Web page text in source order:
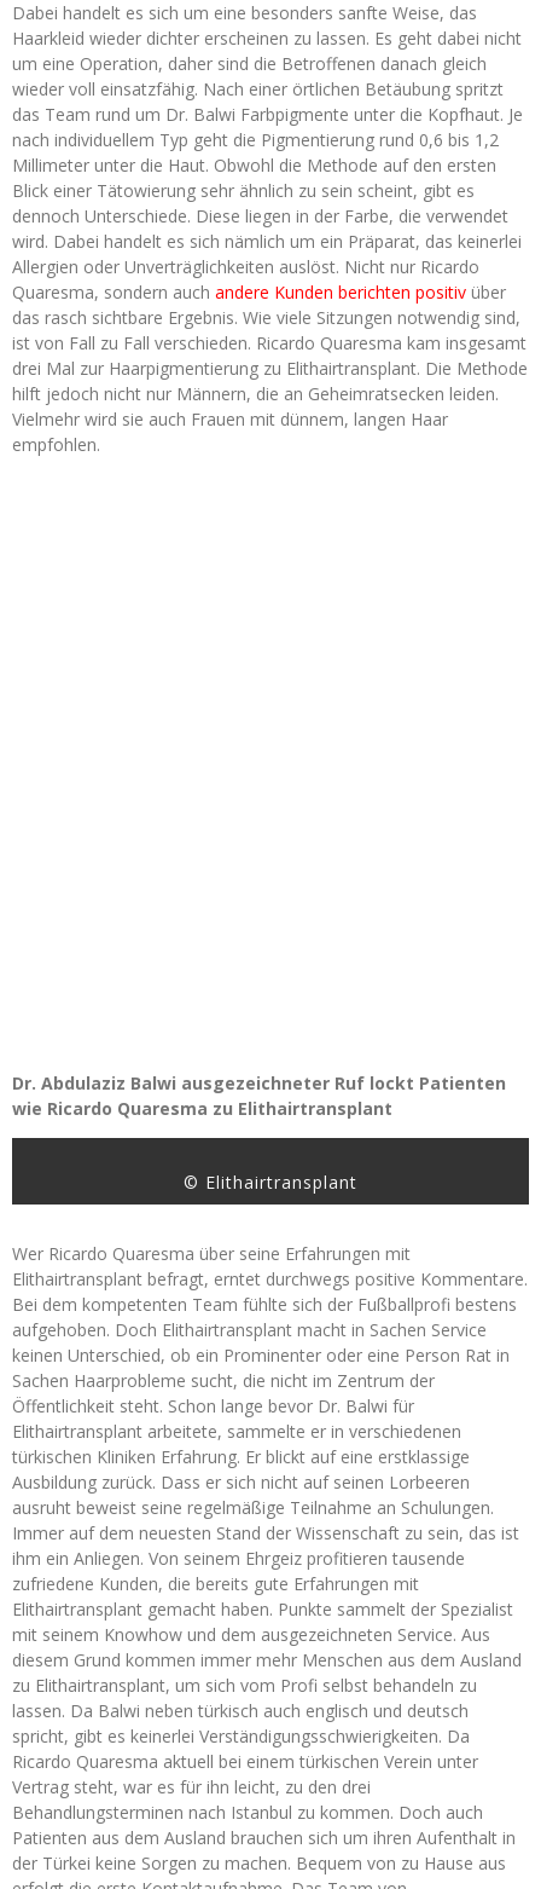
Dabei handelt es sich um eine besonders sanfte Weise, das
Haarkleid wieder dichter erscheinen zu lassen. Es geht dabei nicht
um eine Operation, daher sind die Betroffenen danach gleich
wieder voll einsatzfähig. Nach einer örtlichen Betäubung spritzt
das Team rund um Dr. Balwi Farbpigmente unter die Kopfhaut. Je
nach individuellem Typ geht die Pigmentierung rund 0,6 bis 1,2
Millimeter unter die Haut. Obwohl die Methode auf den ersten
Blick einer Tätowierung sehr ähnlich zu sein scheint, gibt es
dennoch Unterschiede. Diese liegen in der Farbe, die verwendet
wird. Dabei handelt es sich nämlich um ein Präparat, das keinerlei
Allergien oder Unverträglichkeiten auslöst. Nicht nur Ricardo
Quaresma, sondern auch andere Kunden berichten positiv über
das rasch sichtbare Ergebnis. Wie viele Sitzungen notwendig sind,
ist von Fall zu Fall verschieden. Ricardo Quaresma kam insgesamt
drei Mal zur Haarpigmentierung zu Elithairtransplant. Die Methode
hilft jedoch nicht nur Männern, die an Geheimratsecken leiden.
Vielmehr wird sie auch Frauen mit dünnem, langen Haar
empfohlen.
Dr. Abdulaziz Balwi ausgezeichneter Ruf lockt Patienten
wie Ricardo Quaresma zu Elithairtransplant
© Elithairtransplant
Wer Ricardo Quaresma über seine Erfahrungen mit
Elithairtransplant befragt, erntet durchwegs positive Kommentare.
Bei dem kompetenten Team fühlte sich der Fußballprofi bestens
aufgehoben. Doch Elithairtransplant macht in Sachen Service
keinen Unterschied, ob ein Prominenter oder eine Person Rat in
Sachen Haarprobleme sucht, die nicht im Zentrum der
Öffentlichkeit steht. Schon lange bevor Dr. Balwi für
Elithairtransplant arbeitete, sammelte er in verschiedenen
türkischen Kliniken Erfahrung. Er blickt auf eine erstklassige
Ausbildung zurück. Dass er sich nicht auf seinen Lorbeeren
ausruht beweist seine regelmäßige Teilnahme an Schulungen.
Immer auf dem neuesten Stand der Wissenschaft zu sein, das ist
ihm ein Anliegen. Von seinem Ehrgeiz profitieren tausende
zufriedene Kunden, die bereits gute Erfahrungen mit
Elithairtransplant gemacht haben. Punkte sammelt der Spezialist
mit seinem Knowhow und dem ausgezeichneten Service. Aus
diesem Grund kommen immer mehr Menschen aus dem Ausland
zu Elithairtransplant, um sich vom Profi selbst behandeln zu
lassen. Da Balwi neben türkisch auch englisch und deutsch
spricht, gibt es keinerlei Verständigungsschwierigkeiten. Da
Ricardo Quaresma aktuell bei einem türkischen Verein unter
Vertrag steht, war es für ihn leicht, zu den drei
Behandlungsterminen nach Istanbul zu kommen. Doch auch
Patienten aus dem Ausland brauchen sich um ihren Aufenthalt in
der Türkei keine Sorgen zu machen. Bequem von zu Hause aus